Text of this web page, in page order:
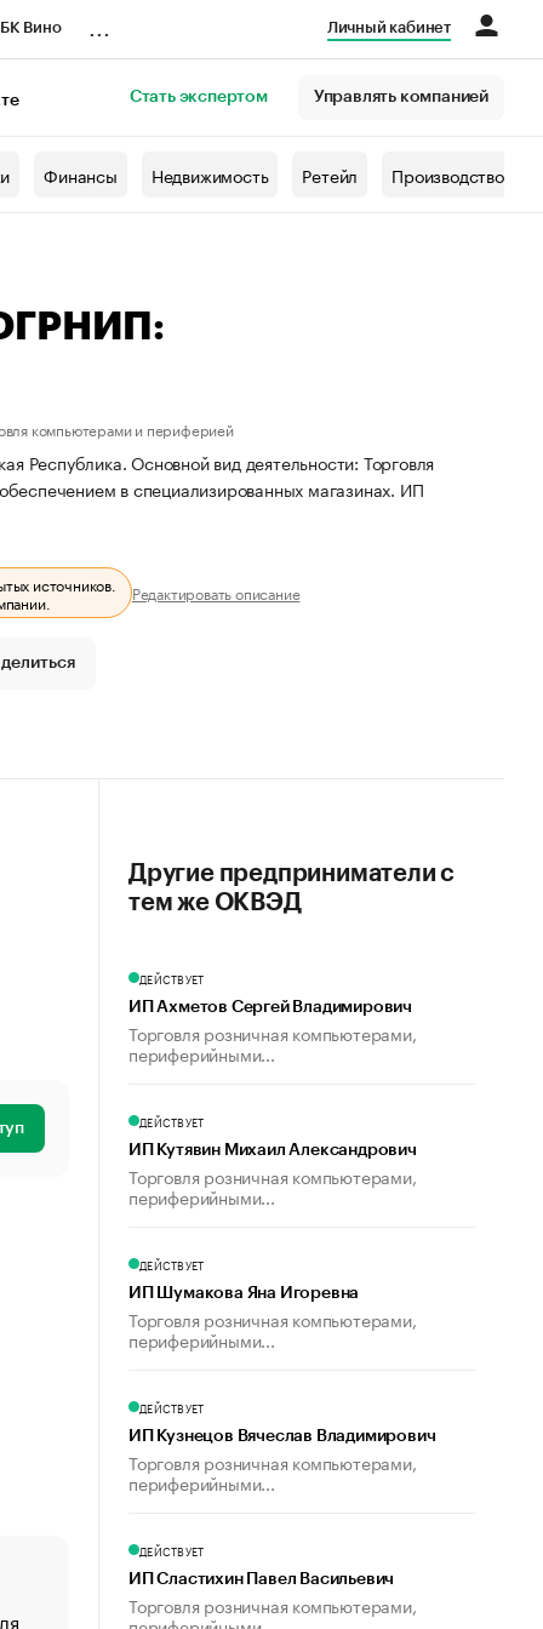
Вино Личный кабинет
Стать экспертом Управлять компанией
Финансы Недвижимость Ретейл Производство
компьютерами и периферией
Республика. Основной вид деятельности: Торговля
в специализированных магазинах. ИП
источников.
Редактировать описание
«От спорта тело стареет иначе». Как живет глава
Другие предприниматели с
тем же ОКВЭД
ДЕЙСТВУЕТ
ИП Ахметов Сергей Владимирович
Торговля розничная компьютерами,
периферийными...
ДЕЙСТВУЕТ
ИП Кутявин Михаил Александрович
Торговля розничная компьютерами,
периферийными...
ДЕЙСТВУЕТ
ИП Шумакова Яна Игоревна
Торговля розничная компьютерами,
периферийными...
ДЕЙСТВУЕТ
ИП Кузнецов Вячеслав Владимирович
Торговля розничная компьютерами,
периферийными...
ДЕЙСТВУЕТ
ИП Сластихин Павел Васильевич
Торговля розничная компьютерами,